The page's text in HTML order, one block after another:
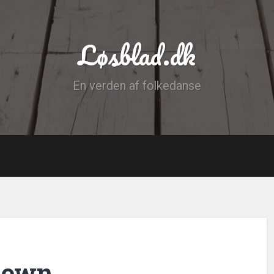
Løsblad.dk
En verden af folkedanse